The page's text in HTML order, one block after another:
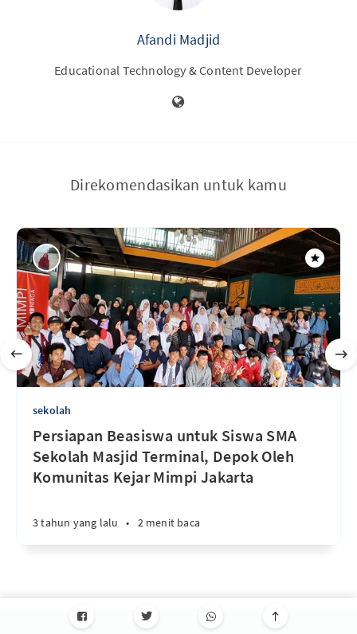
Afandi Madjid
Educational Technology & Content Developer
Direkomendasikan untuk kamu
sekolah
Persiapan Beasiswa untuk Siswa SMA
Sekolah Masjid Terminal, Depok Oleh
Komunitas Kejar Mimpi Jakarta
3 tahun yang lalu • 2 menit baca